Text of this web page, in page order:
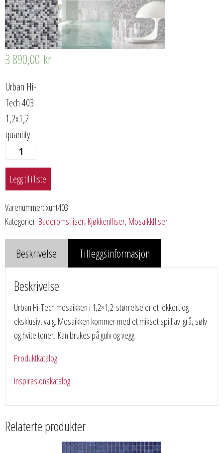
3 890,00 kr
Urban Hi-
Tech 403
1,2x1,2
quantity
Legg til i liste
Varenummer:xuht403
Kategorier: Baderomsfliser, Kjøkkenfliser, Mosaikkfliser
Beskrivelse Tilleggsinformasjon
Beskrivelse
Urban Hi-Tech mosaikken i 1,2×1,2 størrelse er et lekkert og
eksklusivt valg. Mosaikken kommer med et mikset spill av grå, sølv
og hvite toner. Kan brukes på gulv og vegg.
Produktkatalog
Inspirasjonskatalog
Relaterte produkter